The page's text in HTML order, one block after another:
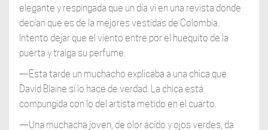
elegante y respingada que un día vi en una revista donde
decían que es de la mejores vestidas de Colombia.
Intento dejar que el viento entre por el huequito de la
puerta y traiga su perfume.
—Esta tarde un muchacho explicaba a una chica que
David Blaine sí lo hace de verdad. La chica está
compungida con lo del artista metido en el cuarto.
—Una muchacha joven, de olor ácido y ojos verdes, da